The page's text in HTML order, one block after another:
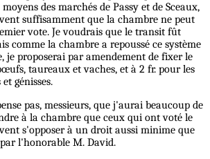
des marchés de Passy et de Sceaux,
suffisamment que la chambre ne peut
vote. Je voudrais que le transit fût
comme la chambre a repoussé ce système
je proposerai par amendement de fixer le
taureaux et vaches, et à 2 fr. pour les
génisses.
pas, messieurs, que j'aurai beaucoup de
à la chambre que ceux qui ont voté le
s'opposer à un droit aussi minime que
l'honorable M. David.